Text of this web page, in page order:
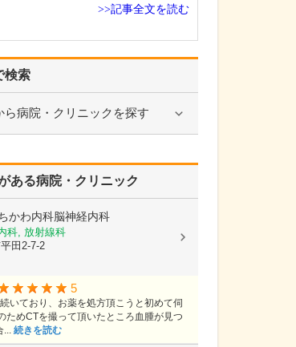
検索
ら病院・クリニックを探す
ある病院・クリニック
かわ内科脳神経内科
科, 放射線科
田2-7-2
5
いており、お薬を処方頂こうと初めて伺
ためCTを撮って頂いたところ血腫が見つ
... 続きを読む
>>記事全文を読む